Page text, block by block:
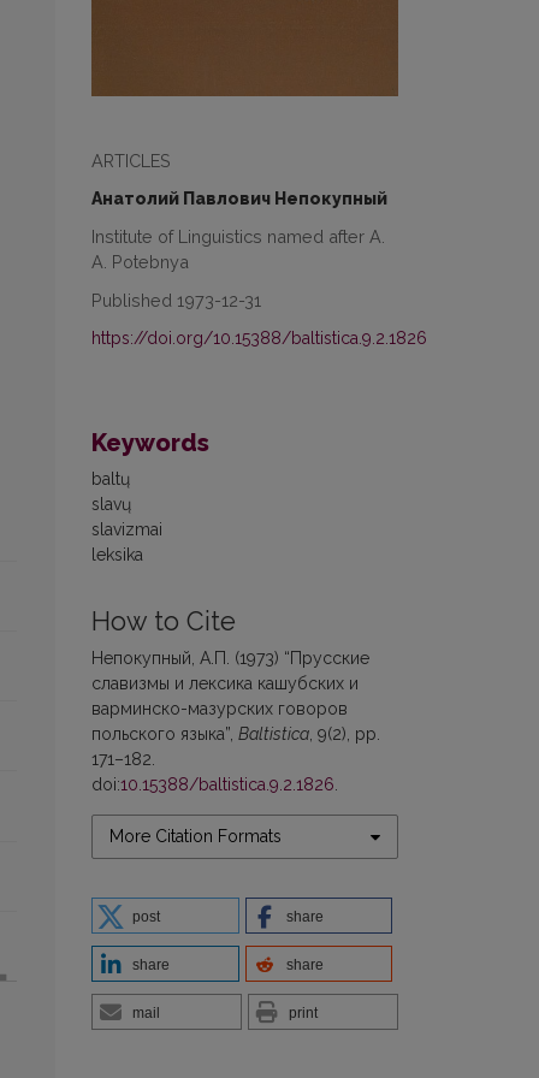
ARTICLES
Анатолий Павлович Непокупный
Institute of Linguistics named after A.
A. Potebnya
Published 1973-12-31
https://doi.org/10.15388/baltistica.9.2.1826
Keywords
baltų
slavų
slavizmai
leksika
How to Cite
Непокупный, А.П. (1973) “Прусские
славизмы и лексика кашубских и
варминско-мазурских говоров
польского языка”, Baltistica , 9(2), pp.
171–182.
doi:10.15388/baltistica.9.2.1826
More Citation Formats
post share
share share
mail print